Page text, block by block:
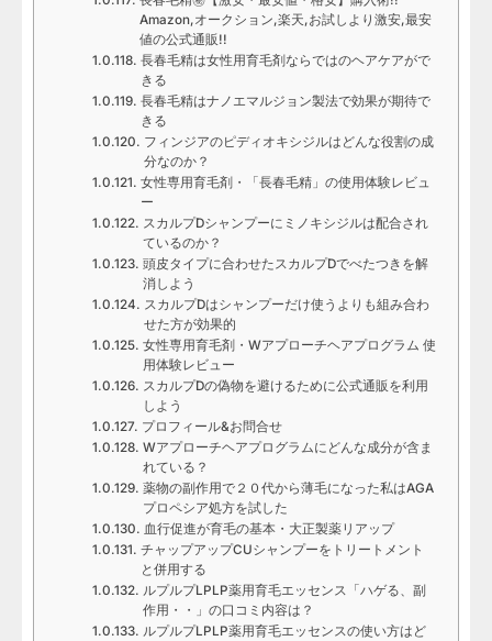
Amazon,オークション,楽天,お試しより激安,最安
値の公式通販!!
長春毛精は女性用育毛剤ならではのヘアケアがで
きる
長春毛精はナノエマルジョン製法で効果が期待で
きる
フィンジアのピディオキシジルはどんな役割の成
分なのか？
女性専用育毛剤・「長春毛精」の使用体験レビュ
ー
スカルプDシャンプーにミノキシジルは配合され
ているのか？
頭皮タイプに合わせたスカルプDでべたつきを解
消しよう
スカルプDはシャンプーだけ使うよりも組み合わ
せた方が効果的
女性専用育毛剤・Wアプローチヘアプログラム 使
用体験レビュー
スカルプDの偽物を避けるために公式通販を利用
しよう
プロフィール&お問合せ
Wアプローチヘアプログラムにどんな成分が含ま
れている？
薬物の副作用で２０代から薄毛になった私はAGA
プロペシア処方を試した
血行促進が育毛の基本・大正製薬リアップ
チャップアップCUシャンプーをトリートメント
と併用する
ルプルプLPLP薬用育毛エッセンス「ハゲる、副
作用・・」の口コミ内容は？
ルプルプLPLP薬用育毛エッセンスの使い方はど